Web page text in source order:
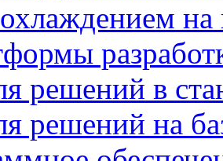
на
решений в
решений на